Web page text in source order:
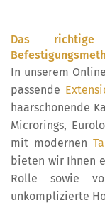
Das richtige
In unserem
passende
haarschonende
Microrings,
mit modernen
bieten wir Ihnen
Rolle sowie
unkomplizierte